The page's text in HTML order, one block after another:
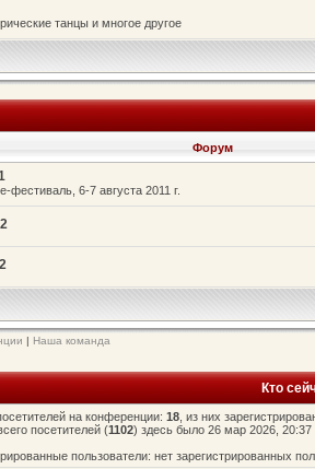
танцы и многое другое
Форум
фестиваль, 6-7 августа 2011 г.
| Наша команда
Кто
на конференции: 18 , из них
посетителей (1102) здесь было 26 мар 2026, 20:37
пользователи: нет зарегистрированных